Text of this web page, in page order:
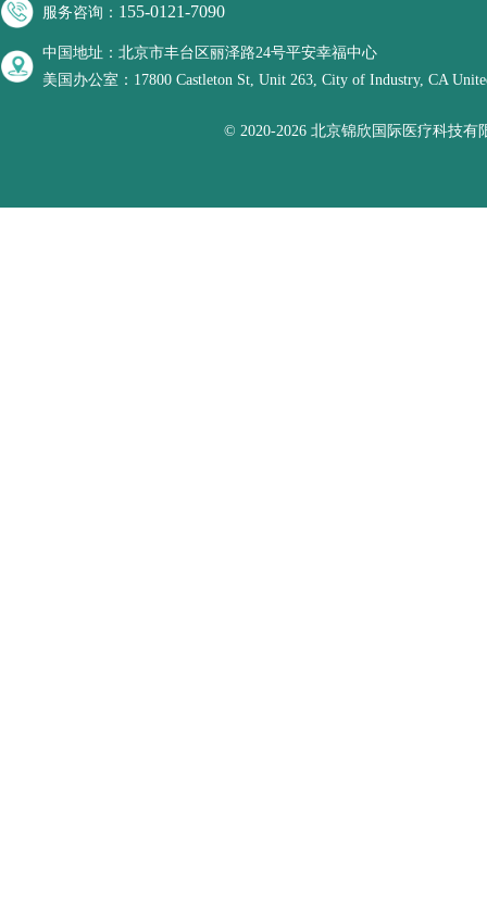
服务咨询： 155-0121-7090
中国地址：北京市丰台区丽泽路24号平安幸福中心
美国办公室：17800 Castleton St, Unit 263, City of Industry, CA
© 2020-2026 北京锦欣国际医疗科